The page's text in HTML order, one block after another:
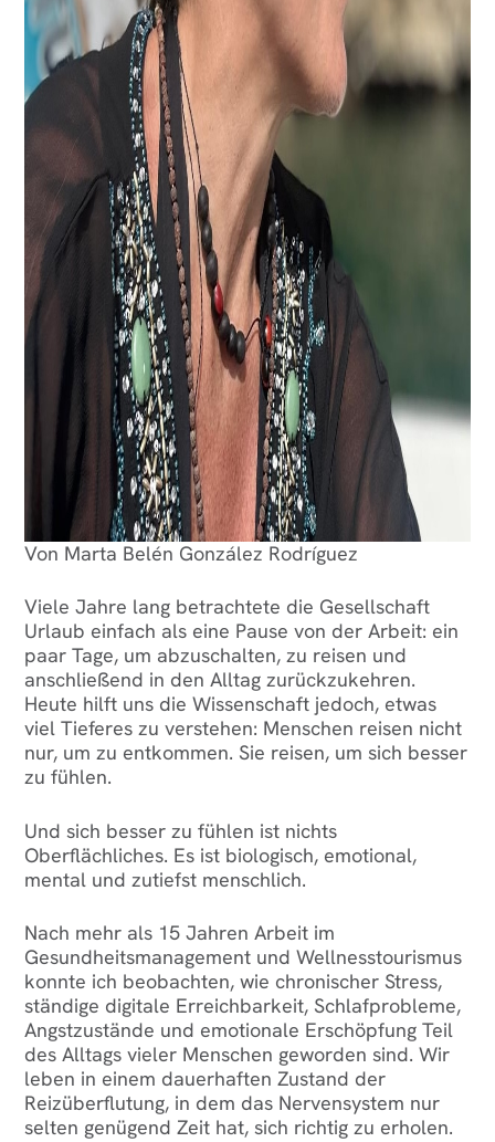
Von Marta Belén González Rodríguez
Viele Jahre lang betrachtete die Gesellschaft
Urlaub einfach als eine Pause von der Arbeit: ein
paar Tage, um abzuschalten, zu reisen und
anschließend in den Alltag zurückzukehren.
Heute hilft uns die Wissenschaft jedoch, etwas
viel Tieferes zu verstehen: Menschen reisen nicht
nur, um zu entkommen. Sie reisen, um sich besser
zu fühlen.
Und sich besser zu fühlen ist nichts
Oberflächliches. Es ist biologisch, emotional,
mental und zutiefst menschlich.
Nach mehr als 15 Jahren Arbeit im
Gesundheitsmanagement und Wellnesstourismus
konnte ich beobachten, wie chronischer Stress,
ständige digitale Erreichbarkeit, Schlafprobleme,
Angstzustände und emotionale Erschöpfung Teil
des Alltags vieler Menschen geworden sind. Wir
leben in einem dauerhaften Zustand der
Reizüberflutung, in dem das Nervensystem nur
selten genügend Zeit hat, sich richtig zu erholen.